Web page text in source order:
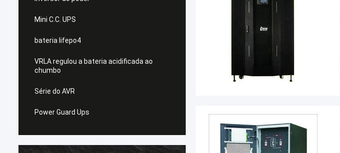
Mini C.C. UPS
bateria lifepo4
VRLA regulou a bateria acidificada ao
chumbo
Série do AVR
Power Guard Ups